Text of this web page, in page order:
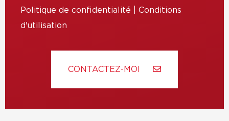
Politique de confidentialité
Conditions
d'utilisation
CONTACTEZ-MOI